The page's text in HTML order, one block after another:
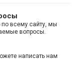
всему сайту, мы
вопросы.
написать нам